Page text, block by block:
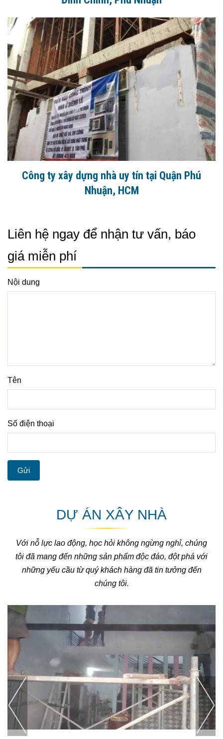
Công ty xây dựng nhà uy tín tại Quận Phú
Nhuận, HCM
Liên hệ ngay để nhận tư vấn, báo
giá miễn phí
Nội dung
Tên
Số điện thoại
Gửi
DỰ ÁN XÂY NHÀ
Với nỗ lực lao động, học hỏi không ngừng nghỉ, chúng
tôi đã mang đến những sản phẩm độc đáo, đột phá với
những yếu cầu từ quý khách hàng đã tin tưởng đến
chúng tôi.